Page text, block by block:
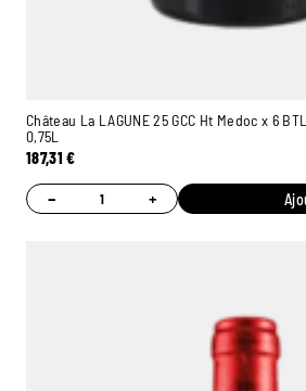
Château La LAGUNE 25 GCC Ht Medoc x 6
0,75L
187,31€
− +